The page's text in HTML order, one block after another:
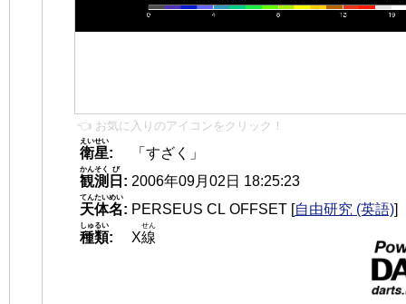
👈 お気に入りのアイコンをクリック！
衛星
えいせい
:
「すざく」
観測
かんそく
日
び
: 2006年09月02日 18:25:23
天体名
てんたいめい
: PERSEUS CL OFFSET [自由研究 (英語)]
種類
しゅるい
: X線
せん